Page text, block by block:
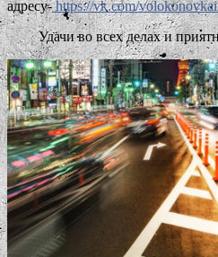
адресу-https://vk.com/
Удачи во всех делах и